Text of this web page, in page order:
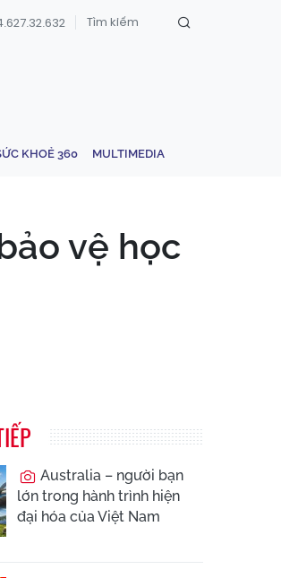
KHOẺ 360 MULTIMEDIA
vệ học
Australia – người bạn
lớn trong hành trình hiện
đại hóa của Việt Nam